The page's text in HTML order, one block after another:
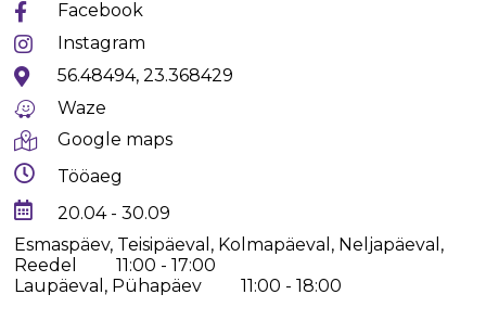
Facebook
Instagram
56.48494, 23.368429
Waze
Google maps
Tööaeg
20.04 - 30.09
Esmaspäev, Teisipäeval, Kolmapäeval, Neljapäeval,
Reedel
11:00 - 17:00
Laupäeval, Pühapäev
11:00 - 18:00